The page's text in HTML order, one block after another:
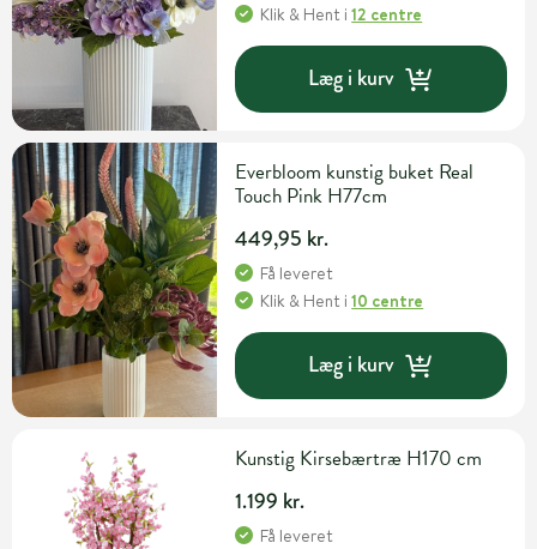
Klik & Hent i12 centre
Læg i kurv
Everbloom kunstig buket Real
Touch Pink H77cm
449,95 kr.
Få leveret
Klik & Hent i10 centre
Læg i kurv
Kunstig Kirsebærtræ H170 cm
1.199 kr.
Få leveret